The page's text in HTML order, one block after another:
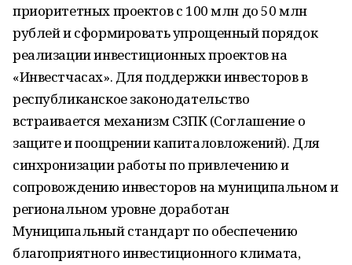
приоритетных проектов с 100 млн до 50 млн
рублей и сформировать упрощенный порядок
реализации инвестиционных проектов на
«Инвестчасах». Для поддержки инвесторов в
республиканское законодательство
встраивается механизм СЗПК (Соглашение о
защите и поощрении капиталовложений). Для
синхронизации работы по привлечению и
сопровождению инвесторов на муниципальном и
региональном уровне доработан
Муниципальный стандарт по обеспечению
благоприятного инвестиционного климата,